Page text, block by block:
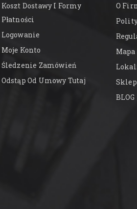
Koszt Dostawy I Formy
Płatności
Logowanie
Moje Konto
Śledzenie Zamówień
Odstąp Od Umowy Tutaj
O
Sklep
BLOG